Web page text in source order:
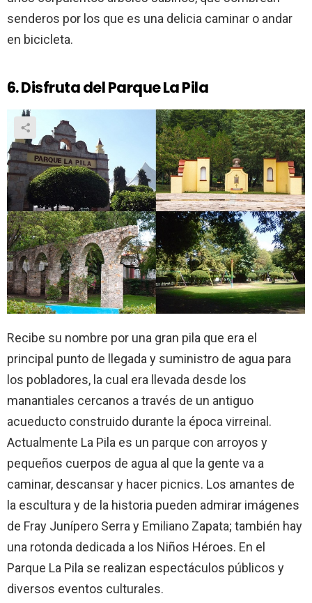
senderos por los que es una delicia caminar o andar
en bicicleta.
6. Disfruta del Parque La Pila
Recibe su nombre por una gran pila que era el
principal punto de llegada y suministro de agua para
los pobladores, la cual era llevada desde los
manantiales cercanos a través de un antiguo
acueducto construido durante la época virreinal.
Actualmente La Pila es un parque con arroyos y
pequeños cuerpos de agua al que la gente va a
caminar, descansar y hacer picnics. Los amantes de
la escultura y de la historia pueden admirar imágenes
de Fray Junípero Serra y Emiliano Zapata; también hay
una rotonda dedicada a los Niños Héroes. En el
Parque La Pila se realizan espectáculos públicos y
diversos eventos culturales.